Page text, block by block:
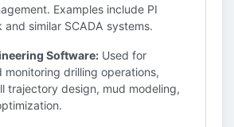
Examples include PI
and similar SCADA systems.
Software: Used for
monitoring drilling operations,
trajectory design, mud modeling,